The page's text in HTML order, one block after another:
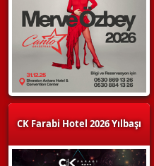
CK Farabi Hotel 2026 Yılbaşı